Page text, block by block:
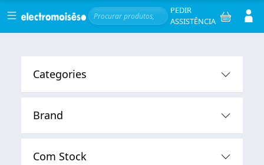
Skip to main content Serviços
PEDIR
ASSISTÊNCIA
Categories
Brand
Com Stock